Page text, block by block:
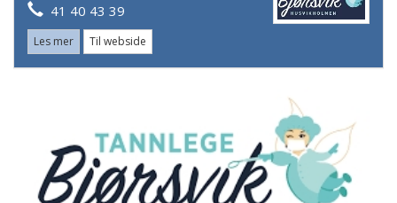
41 40 43 39
Les mer Til webside